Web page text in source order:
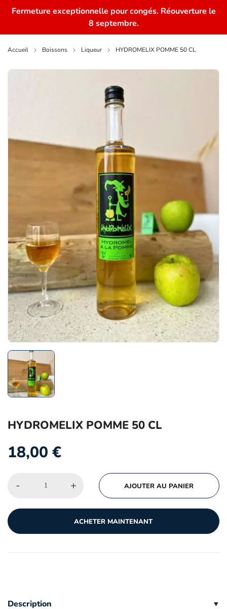
Fermeture exceptionnelle pour congés. Réouverture le
8 septembre.
Accueil Boissons Liqueur HYDROMELIX POMME 50 CL
HYDROMELIX POMME 50 CL
18,00 €
- + AJOUTER AU PANIER
ACHETER MAINTENANT
Description